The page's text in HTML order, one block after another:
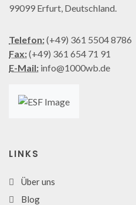
99099 Erfurt, Deutschland.
Telefon:(+49) 361 5504 8786
Fax:(+49) 361 654 71 91
E-Mail: info@1000wb.de
LINKS
Über uns
Blog